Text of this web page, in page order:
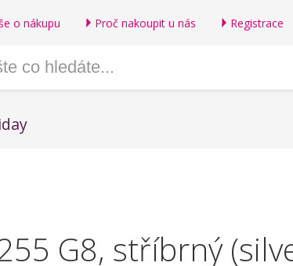
o nákupu Proč nakoupit u nás Registrace
G8, stříbrný